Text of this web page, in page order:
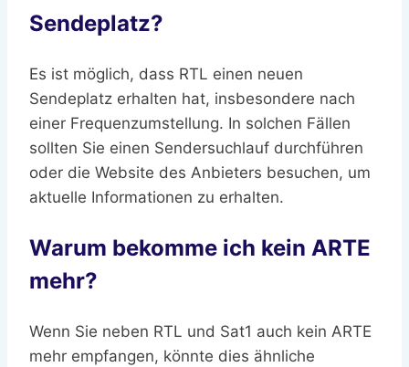
Sendeplatz?
Es ist möglich, dass RTL einen neuen
Sendeplatz erhalten hat, insbesondere nach
einer Frequenzumstellung. In solchen Fällen
sollten Sie einen Sendersuchlauf durchführen
oder die Website des Anbieters besuchen, um
aktuelle Informationen zu erhalten.
Warum bekomme ich kein ARTE
mehr?
Wenn Sie neben RTL und Sat1 auch kein ARTE
mehr empfangen, könnte dies ähnliche